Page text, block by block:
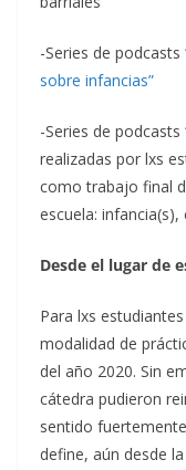
-Series de podcasts
sobre infancias”
-Series de podcasts
realizadas por lxs
como trabajo final
escuela:
Desde el lugar de
Para lxs
modalidad de
del año 2020. Sin
cátedra pudieron
sentido
define, aún desde